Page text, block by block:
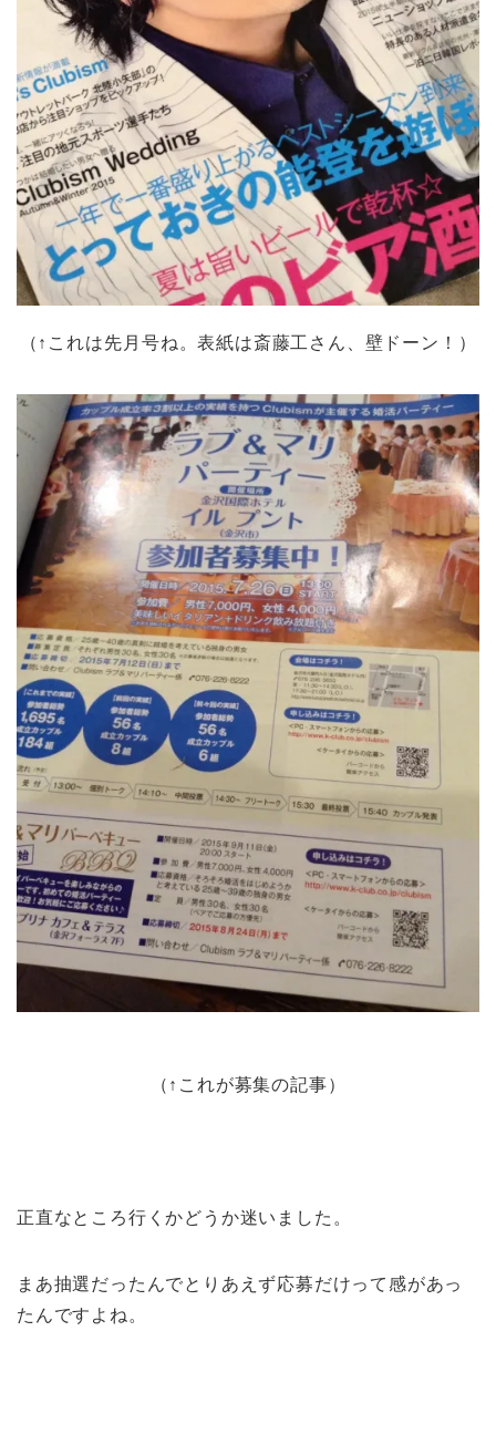
（↑これは先月号ね。表紙は斎藤工さん、壁ドーン！）
（↑これが募集の記事）
正直なところ行くかどうか迷いました。
まあ抽選だったんでとりあえず応募だけって感があっ
たんですよね。